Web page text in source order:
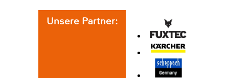
Unsere Partner: